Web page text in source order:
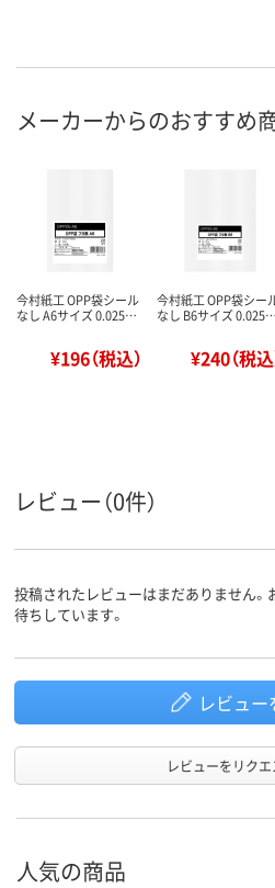
メーカーからのおすすめ
今村紙工 OPP袋シール
なし A6サイズ 0.025…
¥196（税込）
今村紙工 OPP袋シー
なし B6サイズ 0.025…
¥240（税込
レビュー（0件）
投稿されたレビューはまだありません
待ちしています。
レビュー
レビューをリク
人気の商品